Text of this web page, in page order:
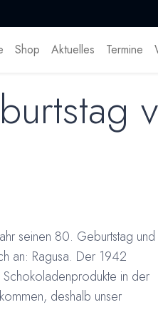
Shop Aktuelles Termine
seinen 80. Geburtstag und
an: Ragusa. Der 1942
in der
deshalb unser